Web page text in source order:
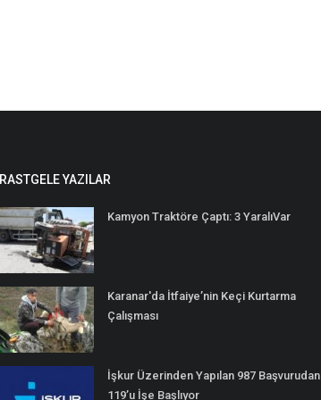
RASTGELE YAZILAR
Kamyon Traktöre Çaptı: 3 YaralıVar
Karanar'da İtfaiye’nin Keçi Kurtarma
Çalışması
İşkur Üzerinden Yapılan 987 Başvurudan
119’u İşe Başlıyor